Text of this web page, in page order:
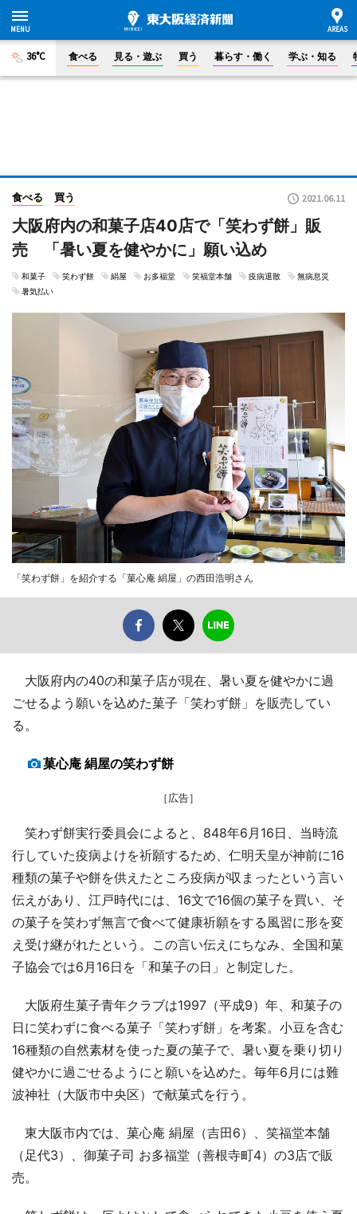
36°C 食べる 見る・遊ぶ 買う 暮らす・働く 学ぶ・知る
食べる 買う 2021.06.11
大阪府内の和菓子店40店で「笑わず餅」販
売 「暑い夏を健やかに」願い込め
和菓子 笑わず餅 絹屋 お多福堂 笑福堂本舗 疫病退散
無病息災
暑気払い
「笑わず餅」を紹介する「菓心庵 絹屋」の西田浩明さん
大阪府内の40の和菓子店が現在、暑い夏を健やかに過
ごせるよう願いを込めた菓子「笑わず餅」を販売してい
る。
菓心庵 絹屋の笑わず餅
［広告］
笑わず餅実行委員会によると、848年6月16日、当時流
行していた疫病よけを祈願するため、仁明天皇が神前に16
種類の菓子や餅を供えたところ疫病が収まったという言い
伝えがあり、江戸時代には、16文で16個の菓子を買い、そ
の菓子を笑わず無言で食べて健康祈願をする風習に形を変
え受け継がれたという。この言い伝えにちなみ、全国和菓
子協会では6月16日を「和菓子の日」と制定した。
大阪府生菓子青年クラブは1997（平成9）年、和菓子の
日に笑わずに食べる菓子「笑わず餅」を考案。小豆を含む
16種類の自然素材を使った夏の菓子で、暑い夏を乗り切り
健やかに過ごせるようにと願いを込めた。毎年6月には難
波神社（大阪市中央区）で献菓式を行う。
東大阪市内では、菓心庵 絹屋（吉田6）、笑福堂本舗
（足代3）、御菓子司 お多福堂（善根寺町4）の3店で販
売。